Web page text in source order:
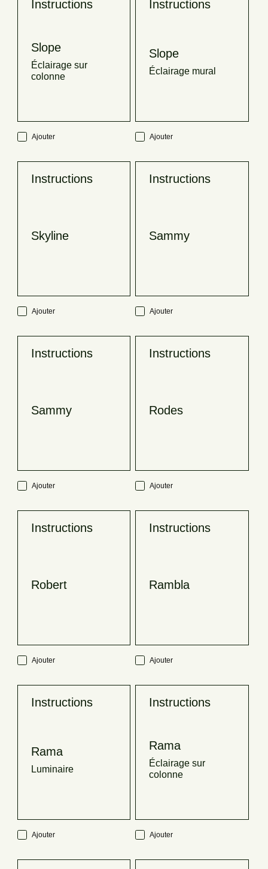
Instructions
Slope
Éclairage sur
colonne
Ajouter
Instructions
Slope
Éclairage mural
Ajouter
Instructions
Skyline
Ajouter
Instructions
Sammy
Ajouter
Instructions
Sammy
Ajouter
Instructions
Rodes
Ajouter
Instructions
Robert
Ajouter
Instructions
Rambla
Ajouter
Instructions
Rama
Luminaire
Ajouter
Instructions
Rama
Éclairage sur
colonne
Ajouter